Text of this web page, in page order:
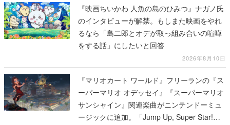
『映画ちいかわ 人魚の島のひみつ』ナガノ氏
のインタビューが解禁。もしまた映画をやれ
るなら「島二郎とオデが取っ組み合いの喧嘩
をする話」にしたいと回答
2026年8月10日
『マリオカート ワールド』フリーランの『ス
ーパーマリオ オデッセイ』『スーパーマリオ
サンシャイン』関連楽曲がニンテンドーミュ
ージックに追加。「Jump Up, Super Star!」